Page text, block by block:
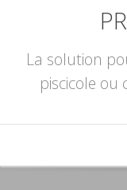
La solution
piscicole ou